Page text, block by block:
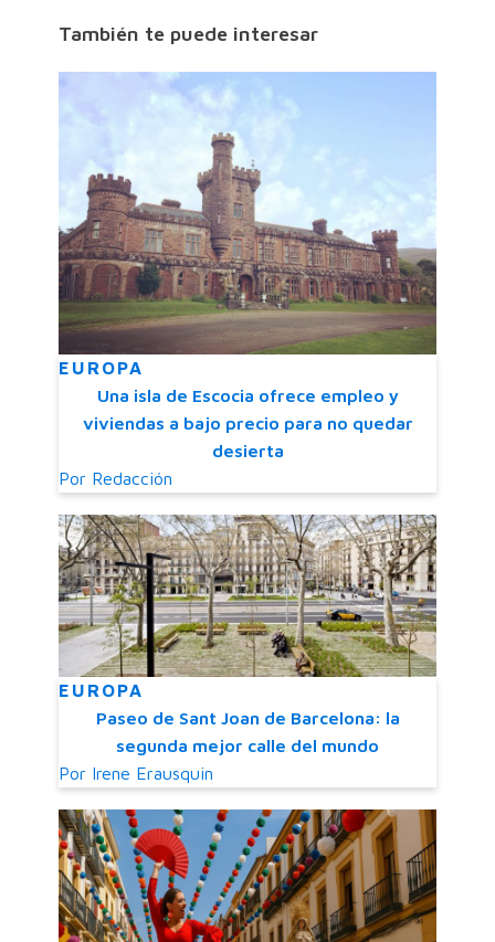
También te puede interesar
EUROPA
Una isla de Escocia ofrece empleo y
viviendas a bajo precio para no quedar
desierta
Por Redacción
EUROPA
Paseo de Sant Joan de Barcelona: la
segunda mejor calle del mundo
Por Irene Erausquin